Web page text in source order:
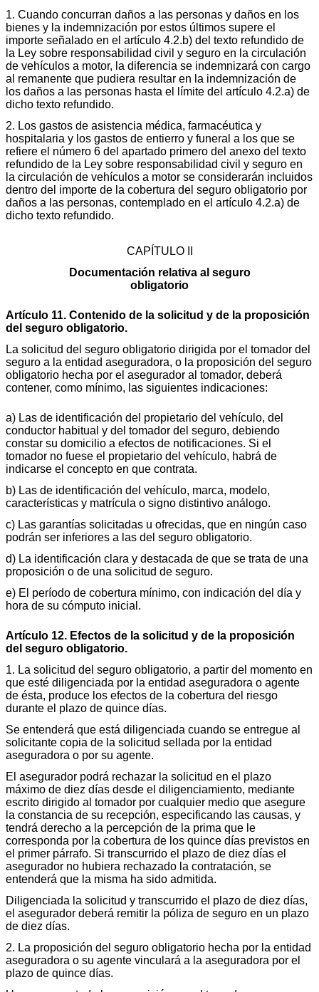
1. Cuando concurran daños a las personas y daños en los
bienes y la indemnización por estos últimos supere el
importe señalado en el artículo 4.2.b) del texto refundido de
la Ley sobre responsabilidad civil y seguro en la circulación
de vehículos a motor, la diferencia se indemnizará con cargo
al remanente que pudiera resultar en la indemnización de
los daños a las personas hasta el límite del artículo 4.2.a) de
dicho texto refundido.
2. Los gastos de asistencia médica, farmacéutica y
hospitalaria y los gastos de entierro y funeral a los que se
refiere el número 6 del apartado primero del anexo del texto
refundido de la Ley sobre responsabilidad civil y seguro en
la circulación de vehículos a motor se considerarán incluidos
dentro del importe de la cobertura del seguro obligatorio por
daños a las personas, contemplado en el artículo 4.2.a) de
dicho texto refundido.
CAPÍTULO II
Documentación relativa al seguro
obligatorio
Artículo 11. Contenido de la solicitud y de la proposición
del seguro obligatorio.
La solicitud del seguro obligatorio dirigida por el tomador del
seguro a la entidad aseguradora, o la proposición del seguro
obligatorio hecha por el asegurador al tomador, deberá
contener, como mínimo, las siguientes indicaciones:
a) Las de identificación del propietario del vehículo, del
conductor habitual y del tomador del seguro, debiendo
constar su domicilio a efectos de notificaciones. Si el
tomador no fuese el propietario del vehículo, habrá de
indicarse el concepto en que contrata.
b) Las de identificación del vehículo, marca, modelo,
características y matrícula o signo distintivo análogo.
c) Las garantías solicitadas u ofrecidas, que en ningún caso
podrán ser inferiores a las del seguro obligatorio.
d) La identificación clara y destacada de que se trata de una
proposición o de una solicitud de seguro.
e) El período de cobertura mínimo, con indicación del día y
hora de su cómputo inicial.
Artículo 12. Efectos de la solicitud y de la proposición
del seguro obligatorio.
1. La solicitud del seguro obligatorio, a partir del momento en
que esté diligenciada por la entidad aseguradora o agente
de ésta, produce los efectos de la cobertura del riesgo
durante el plazo de quince días.
Se entenderá que está diligenciada cuando se entregue al
solicitante copia de la solicitud sellada por la entidad
aseguradora o por su agente.
El asegurador podrá rechazar la solicitud en el plazo
máximo de diez días desde el diligenciamiento, mediante
escrito dirigido al tomador por cualquier medio que asegure
la constancia de su recepción, especificando las causas, y
tendrá derecho a la percepción de la prima que le
corresponda por la cobertura de los quince días previstos en
el primer párrafo. Si transcurrido el plazo de diez días el
asegurador no hubiera rechazado la contratación, se
entenderá que la misma ha sido admitida.
Diligenciada la solicitud y transcurrido el plazo de diez días,
el asegurador deberá remitir la póliza de seguro en un plazo
de diez días.
2. La proposición del seguro obligatorio hecha por la entidad
aseguradora o su agente vinculará a la aseguradora por el
plazo de quince días.